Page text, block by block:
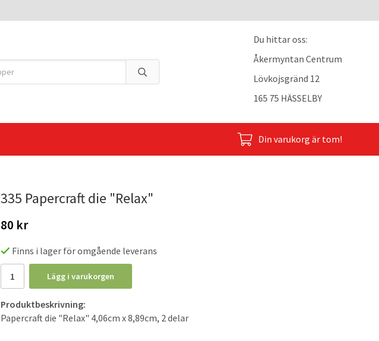
Du hittar oss:
Åkermyntan Centrum
Lövkojsgränd 12
165 75 HÄSSELBY
Din varukorg är tom!
335 Papercraft die "Relax"
80 kr
Finns i lager för omgående leverans
Lägg i varukorgen
Produktbeskrivning:
Papercraft die "Relax" 4,06cm x 8,89cm, 2 delar